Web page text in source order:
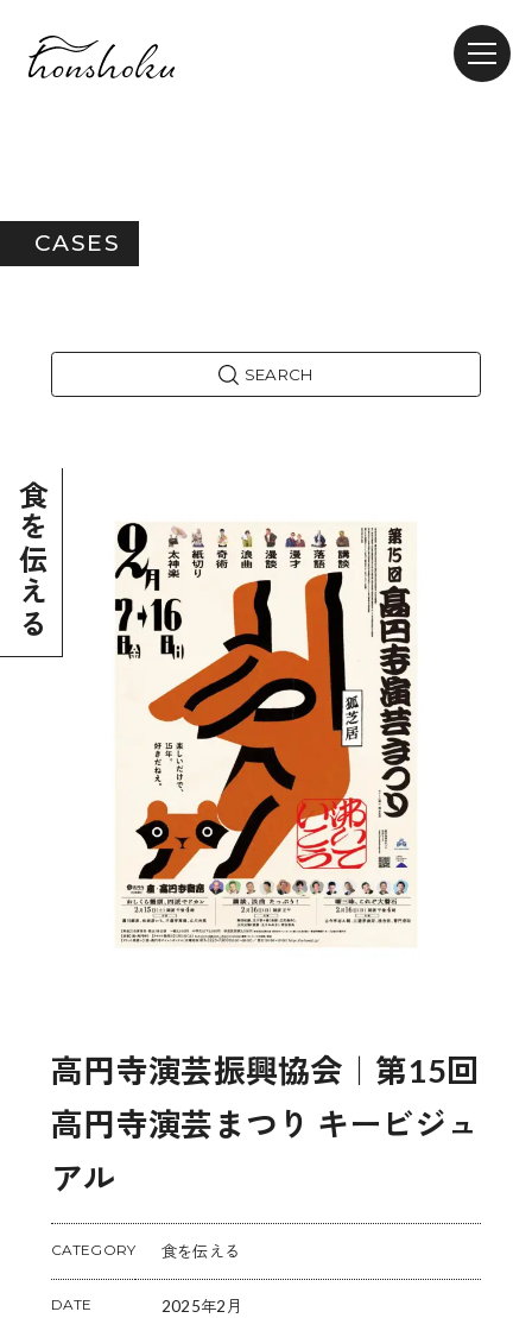
CASES
SEARCH
食を伝える
高円寺演芸振興協会｜第15回
高円寺演芸まつり キービジュ
アル
CATEGORY 食を伝える
DATE 2025年2月